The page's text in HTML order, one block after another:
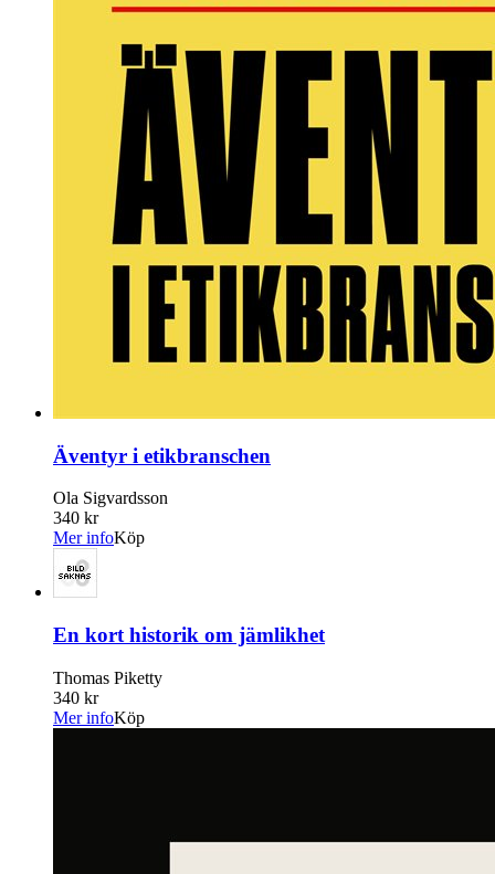
Äventyr i etikbranschen
Ola Sigvardsson
340 kr
Mer infoKöp
En kort historik om jämlikhet
Thomas Piketty
340 kr
Mer infoKöp